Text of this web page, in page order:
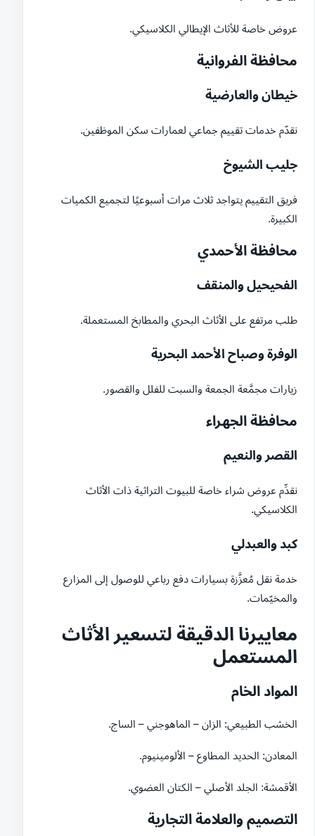
عروض خاصة للأثاث الإيطالي الكلاسيكي.
محافظة الفروانية
خيطان والعارضية
نقدّم خدمات تقييم جماعي لعمارات سكن الموظفين.
جليب الشيوخ
فريق التقييم يتواجد ثلاث مرات أسبوعيًا لتجميع الكميات
الكبيرة.
محافظة الأحمدي
الفحيحيل والمنقف
طلب مرتفع على الأثاث البحري والمطابخ المستعملة.
الوفرة وصباح الأحمد البحرية
زيارات مجمَّعة الجمعة والسبت للفلل والقصور.
محافظة الجهراء
القصر والنعيم
نقدِّم عروض شراء خاصة للبيوت التراثية ذات الأثاث
الكلاسيكي.
كبد والعبدلي
خدمة نقل مُعزَّزة بسيارات دفع رباعي للوصول إلى المزارع
والمخيّمات.
معاييرنا الدقيقة لتسعير الأثاث
المستعمل
المواد الخام
الخشب الطبيعي: الزان – الماهوجني – الساج.
المعادن: الحديد المطاوع – الألومينيوم.
الأقمشة: الجلد الأصلي – الكتان العضوي.
التصميم والعلامة التجارية